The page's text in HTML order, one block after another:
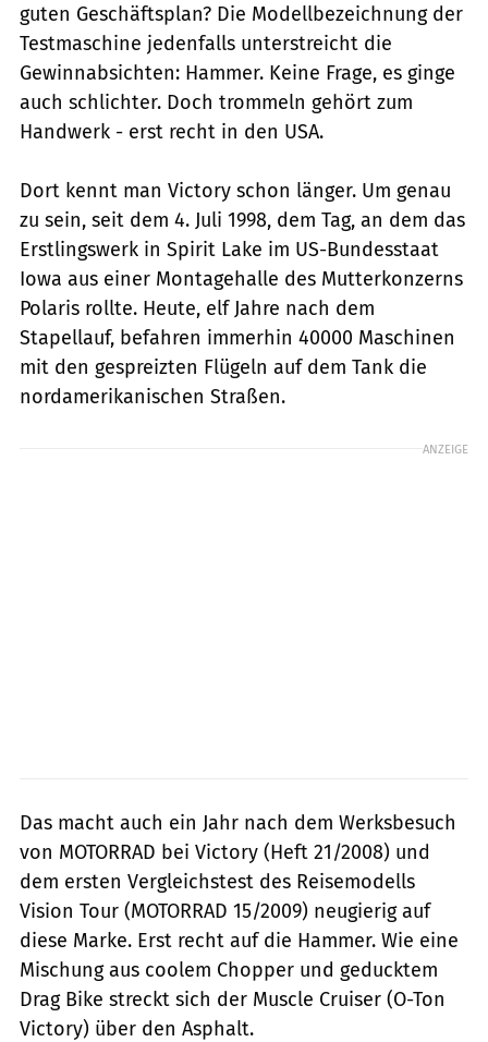
guten Geschäftsplan? Die Modellbezeichnung der
Testmaschine jedenfalls unterstreicht die
Gewinnabsichten: Hammer. Keine Frage, es ginge
auch schlichter. Doch trommeln gehört zum
Handwerk - erst recht in den USA.
Dort kennt man Victory schon länger. Um genau
zu sein, seit dem 4. Juli 1998, dem Tag, an dem das
Erstlingswerk in Spirit Lake im US-Bundesstaat
Iowa aus einer Montagehalle des Mutterkonzerns
Polaris rollte. Heute, elf Jahre nach dem
Stapellauf, befahren immerhin 40000 Maschinen
mit den gespreizten Flügeln auf dem Tank die
nordamerikanischen Straßen.
ANZEIGE
Das macht auch ein Jahr nach dem Werksbesuch
von MOTORRAD bei Victory (Heft 21/2008) und
dem ersten Vergleichstest des Reisemodells
Vision Tour (MOTORRAD 15/2009) neugierig auf
diese Marke. Erst recht auf die Hammer. Wie eine
Mischung aus coolem Chopper und geducktem
Drag Bike streckt sich der Muscle Cruiser (O-Ton
Victory) über den Asphalt.